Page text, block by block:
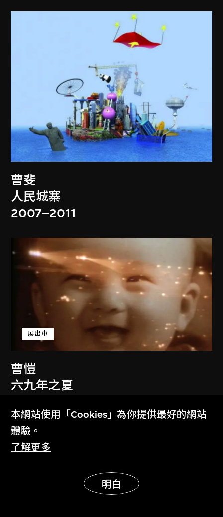
曹斐
人民城寨
2007–2011
曹愷
展出中
六九年之夏
本網站使用「Cookies」為你提供最好的網站
體驗。
了解更多
明白
展示更多